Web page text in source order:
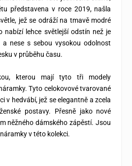
představena v roce 2019, našla
jež se odráží na tmavě modré
nabízí lehce světlejší odstín než je
nese s sebou vysokou odolnost
v průběhu času.
kterou mají tyto tři modely
Tyto celokovové tvarované
v hedvábí, jež se elegantně a zcela
postavy. Přesně jako nové
něžného dámského zápěstí. Jsou
v této kolekci.